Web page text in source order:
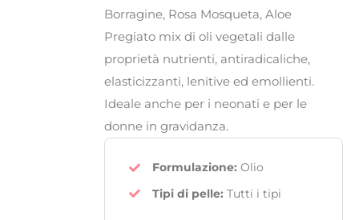
Borragine, Rosa Mosqueta, Aloe
Pregiato mix di oli vegetali dalle
proprietà nutrienti, antiradicaliche,
elasticizzanti, lenitive ed emollienti.
Ideale anche per i neonati e per le
donne in gravidanza.
Formulazione: Olio
Tipi di pelle: Tutti i tipi